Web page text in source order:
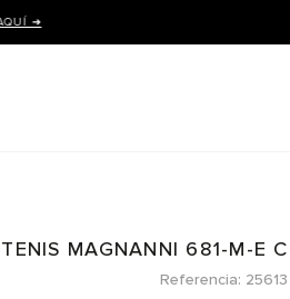
➜
TENIS MAGNANNI 681-M-E
Referencia 25613